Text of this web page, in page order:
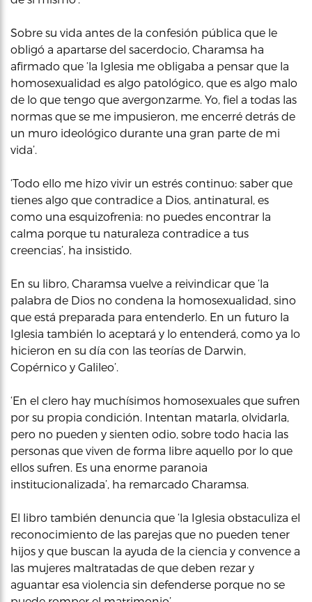
Sobre su vida antes de la confesión pública que le
obligó a apartarse del sacerdocio, Charamsa ha
afirmado que ‘la Iglesia me obligaba a pensar que la
homosexualidad es algo patológico, que es algo malo
de lo que tengo que avergonzarme. Yo, fiel a todas las
normas que se me impusieron, me encerré detrás de
un muro ideológico durante una gran parte de mi
vida’.
‘Todo ello me hizo vivir un estrés continuo: saber que
tienes algo que contradice a Dios, antinatural, es
como una esquizofrenia: no puedes encontrar la
calma porque tu naturaleza contradice a tus
creencias’, ha insistido.
En su libro, Charamsa vuelve a reivindicar que ‘la
palabra de Dios no condena la homosexualidad, sino
que está preparada para entenderlo. En un futuro la
Iglesia también lo aceptará y lo entenderá, como ya lo
hicieron en su día con las teorías de Darwin,
Copérnico y Galileo’.
‘En el clero hay muchísimos homosexuales que sufren
por su propia condición. Intentan matarla, olvidarla,
pero no pueden y sienten odio, sobre todo hacia las
personas que viven de forma libre aquello por lo que
ellos sufren. Es una enorme paranoia
institucionalizada’, ha remarcado Charamsa.
El libro también denuncia que ‘la Iglesia obstaculiza el
reconocimiento de las parejas que no pueden tener
hijos y que buscan la ayuda de la ciencia y convence a
las mujeres maltratadas de que deben rezar y
aguantar esa violencia sin defenderse porque no se